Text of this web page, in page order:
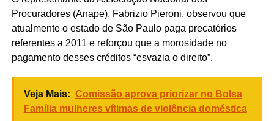
Procuradores (Anape), Fabrizio Pieroni, observou que
atualmente o estado de São Paulo paga precatórios
referentes a 2011 e reforçou que a morosidade no
pagamento desses créditos “esvazia o direito”.
Veja Mais: Comissão aprova priorizar no Bolsa
Família mulheres vítimas de violência doméstica